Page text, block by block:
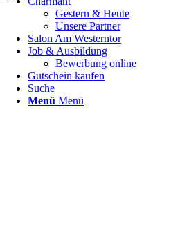
Gestern & Heute
Unsere Partner
Salon Am Westerntor
Job & Ausbildung
Bewerbung online
Gutschein kaufen
Suche
Menü Menü